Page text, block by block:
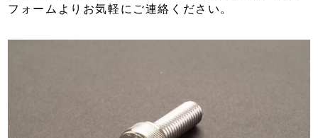
フォームよりお気軽にご連絡ください。